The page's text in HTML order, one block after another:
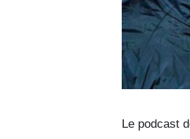
Le podcast